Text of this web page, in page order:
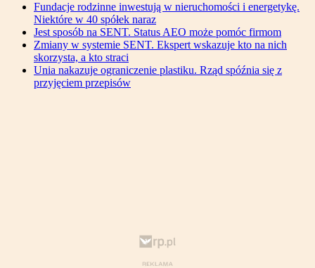
Fundacje rodzinne inwestują w nieruchomości i energetykę.
Niektóre w 40 spółek naraz
Jest sposób na SENT. Status AEO może pomóc firmom
Zmiany w systemie SENT. Ekspert wskazuje kto na nich
skorzysta, a kto straci
Unia nakazuje ograniczenie plastiku. Rząd spóźnia się z
przyjęciem przepisów